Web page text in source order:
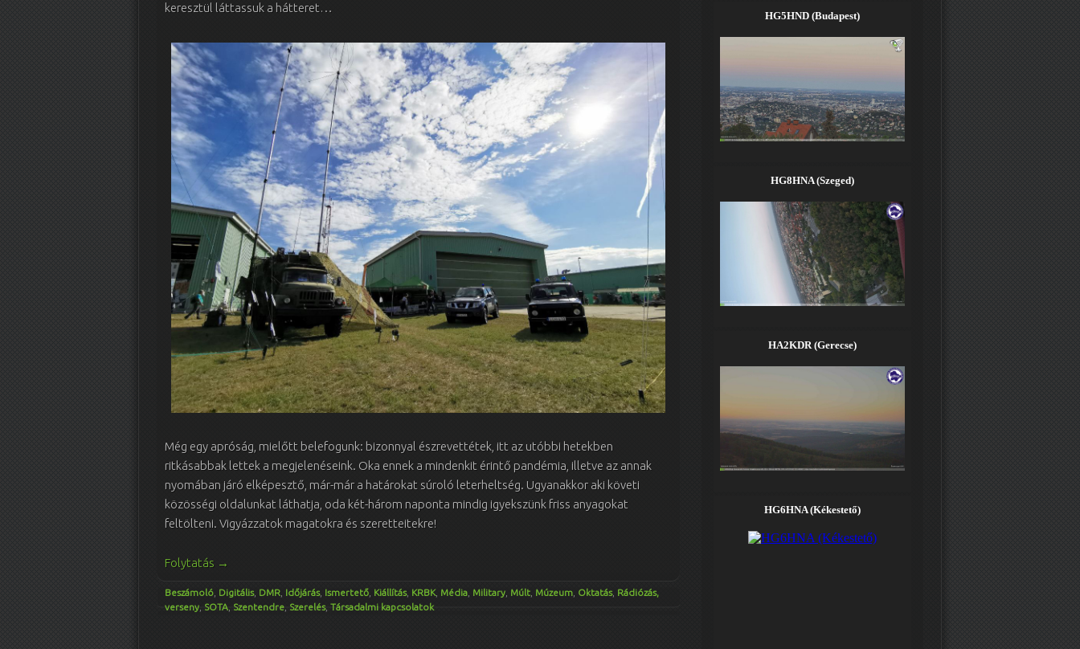
keresztül láttassuk a hátteret…
Még egy apróság, mielőtt belefogunk: bizonnyal észrevettétek, itt az utóbbi hetekben
ritkásabbak lettek a megjelenéseink. Oka ennek a mindenkit érintő pandémia, illetve az annak
nyomában járó elképesztő, már-már a határokat súroló leterheltség. Ugyanakkor aki követi
közösségi oldalunkat láthatja, oda két-három naponta mindig igyekszünk friss anyagokat
feltölteni. Vigyázzatok magatokra és szeretteitekre!
Folytatás →
Beszámoló Digitális, DMR Időjárás, Ismertető Kiállítás, KRBK, Média Military Múlt Múzeum Oktatás, Rádiózás,
verseny SOTA Szentendre Szerelés, Társadalmi kapcsolatok